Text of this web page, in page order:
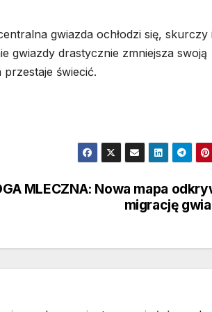
gwiazda ochłodzi się, skurczy
gwiazdy drastycznie zmniejsza swoją
świecić.
MLECZNA: Nowa mapa
migrację